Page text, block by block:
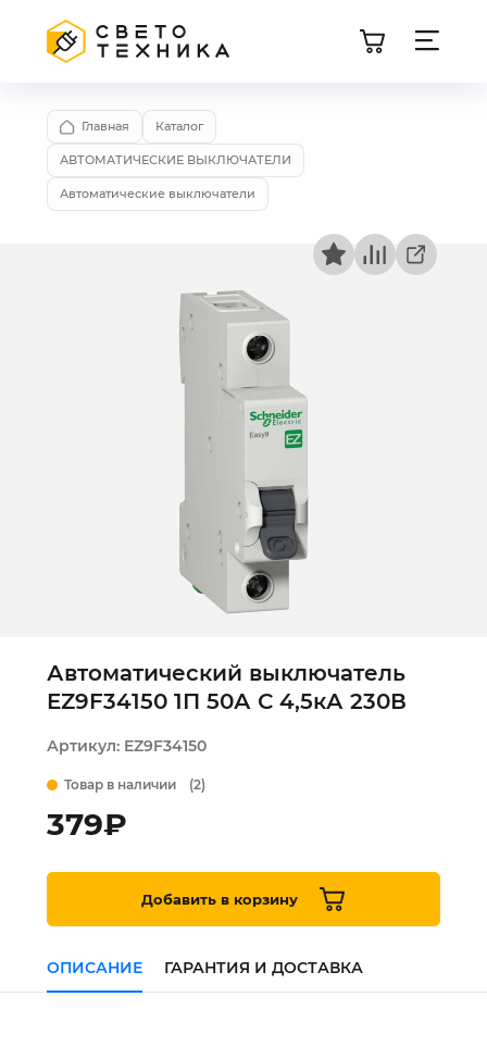
Главная Каталог
АВТОМАТИЧЕСКИЕ ВЫКЛЮЧАТЕЛИ
Автоматические выключатели
Автоматический выключатель
EZ9F34150 1П 50А С 4,5кА 230В
Артикул: EZ9F34150
Товар в наличии (2)
379₽
Добавить в корзину
ОПИСАНИЕ ГАРАНТИЯ И ДОСТАВКА